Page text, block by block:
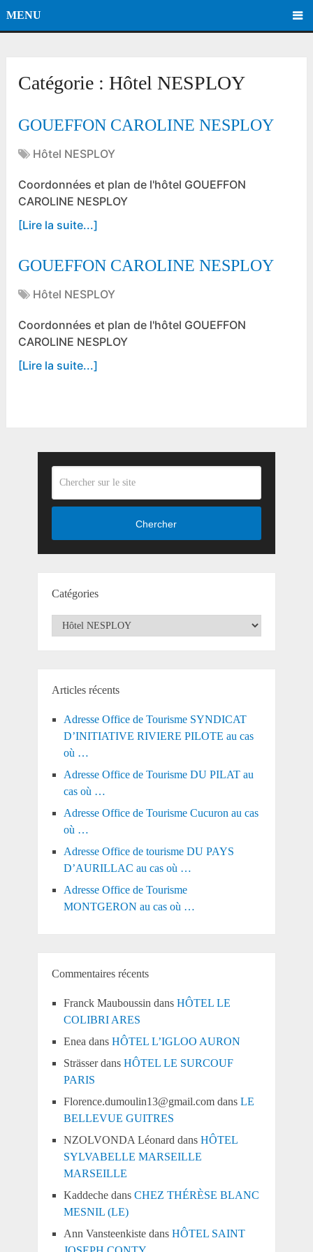
MENU
Catégorie :Hôtel NESPLOY
GOUEFFON CAROLINE NESPLOY
Hôtel NESPLOY
Coordonnées et plan de l'hôtel GOUEFFON
CAROLINE NESPLOY
[Lire la suite...]
GOUEFFON CAROLINE NESPLOY
Hôtel NESPLOY
Coordonnées et plan de l'hôtel GOUEFFON
CAROLINE NESPLOY
[Lire la suite...]
Chercher
Catégories
Catégories
Articles récents
Adresse Office de Tourisme SYNDICAT
D’INITIATIVE RIVIERE PILOTE au cas
où …
Adresse Office de Tourisme DU PILAT au
cas où …
Adresse Office de Tourisme Cucuron au cas
où …
Adresse Office de tourisme DU PAYS
D’AURILLAC au cas où …
Adresse Office de Tourisme
MONTGERON au cas où …
Commentaires récents
Franck Mauboussin dans HÔTEL LE
COLIBRI ARES
Enea dans HÔTEL L’IGLOO AURON
Strässerdans HÔTEL LE SURCOUF
PARIS
Florence.dumoulin13@gmail.comdans LE
BELLEVUE GUITRES
NZOLVONDA Léonard dans HÔTEL
SYLVABELLE MARSEILLE
MARSEILLE
Kaddechedans CHEZ THÉRÈSE BLANC
MESNIL (LE)
Ann Vansteenkistedans HÔTEL SAINT